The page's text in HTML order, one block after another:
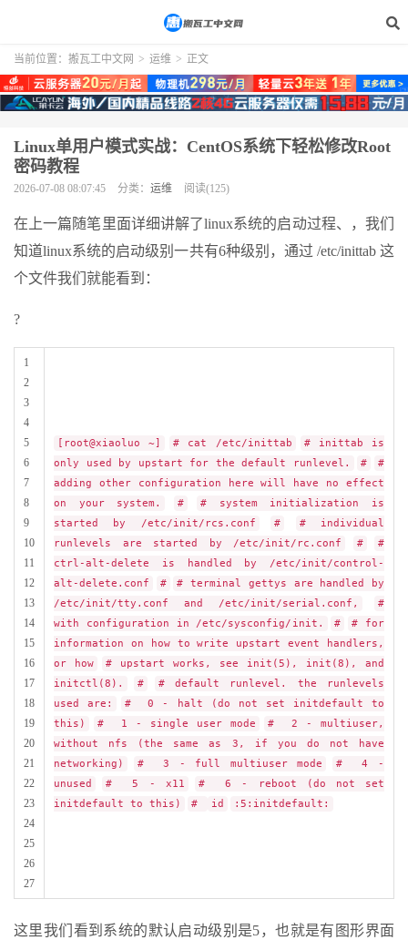
当前位置： 搬瓦工中文网 > 运维 > 正文
Linux单用户模式实战：CentOS系统下轻松修改Root
密码教程
2026-07-08 08:07:45 分类： 运维 阅读(125)
在上一篇随笔里面详细讲解了linux系统的启动过程、，我们
知道linux系统的启动级别一共有6种级别，通过 /etc/inittab 这
个文件我们就能看到：
?
1
2
3
4
5
6
7
8
9
10
11
12
13
14
15
16
17
18
19
20
21
22
23
24
25
26
27
[root@xiaoluo ~] # cat /etc/inittab
# inittab is
only used by upstart for the default runlevel.
#
#
adding other configuration here will have no effect
on your system.
#
# system initialization is
started by /etc/init/rcs.conf
#
# individual
runlevels are started by /etc/init/rc.conf
#
#
ctrl-alt-delete is handled by /etc/init/control-
alt-delete.conf
#
# terminal gettys are handled by
/etc/init/tty.conf and /etc/init/serial.conf,
#
with configuration in /etc/sysconfig/init.
#
# for
information on how to write upstart event handlers,
or how
# upstart works, see init(5), init(8), and
initctl(8).
#
# default runlevel. the runlevels
used are:
# 0 - halt (do not set initdefault to
this)
# 1 - single user mode
# 2 - multiuser,
without nfs (the same as 3, if you do not have
networking)
# 3 - full multiuser mode
# 4 -
unused
# 5 - x11
# 6 - reboot (do not set
initdefault to this)
# id :5:initdefault:
这里我们看到系统的默认启动级别是5，也就是有图形界面